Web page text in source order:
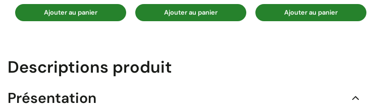
Ajouter au panier Ajouter au panier Ajouter au panier
Descriptions produit
Présentation